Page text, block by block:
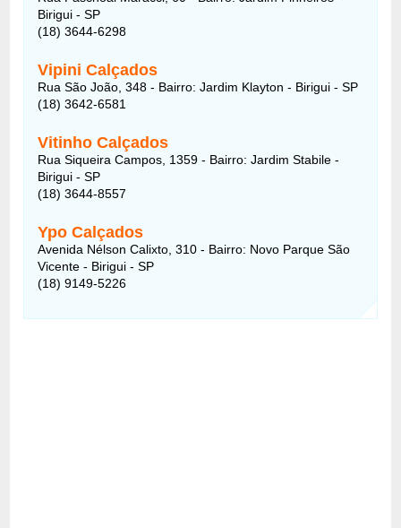
Birigui - SP
(18) 3644-6298
Vipini Calçados
Rua São João, 348 - Bairro: Jardim Klayton - Birigui - SP
(18) 3642-6581
Vitinho Calçados
Rua Siqueira Campos, 1359 - Bairro: Jardim Stabile -
Birigui - SP
(18) 3644-8557
Ypo Calçados
Avenida Nélson Calixto, 310 - Bairro: Novo Parque São
Vicente - Birigui - SP
(18) 9149-5226